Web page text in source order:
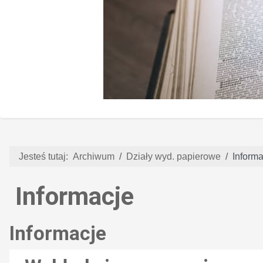
Jesteś tutaj: Archiwum Działy wyd. papierowe
Informacje
Informacje